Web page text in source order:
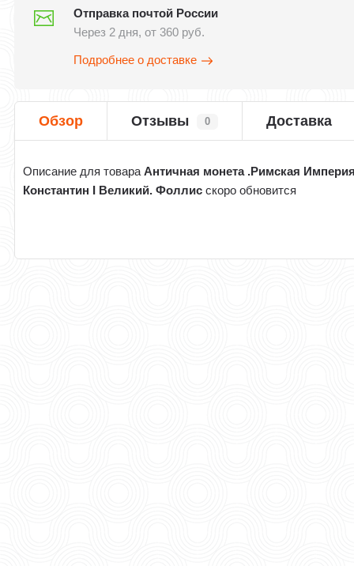
Отправка почтой России
Через 2 дня, от 360 руб.
Подробнее о доставке
Обзор Отзывы 0 Доставка
Описание для товараАнтичная монета .Римская
Константин I Великий. Фоллис скоро обновится